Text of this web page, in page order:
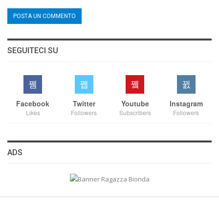
SEGUITECI SU
Facebook
Likes
Twitter
Followers
Youtube
Subscribers
Instagram
Followers
ADS